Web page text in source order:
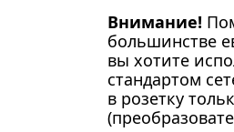
Внимание!
большинстве
вы хотите
стандартом
в розетку